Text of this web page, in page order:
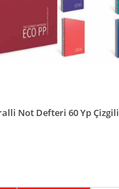
Not Defteri 60 Yp Çizgili